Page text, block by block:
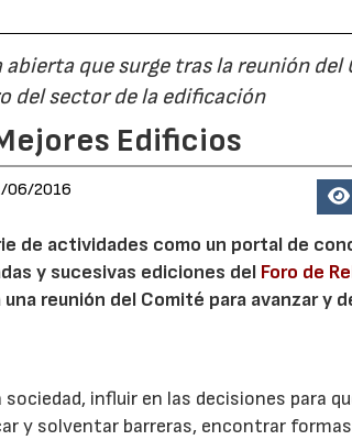
que surge tras la reunión
del sector de la edificación
Edificios
06/2016
de actividades como un portal de
y sucesivas ediciones del Foro de
reunión del Comité para avanzar y
influir en las decisiones para
y solventar barreras, encontrar